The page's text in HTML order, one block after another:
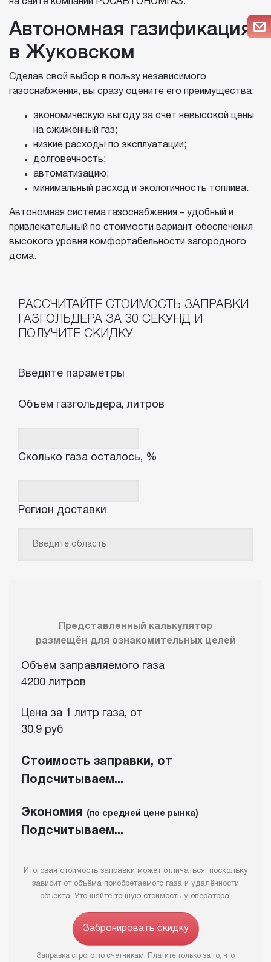
на сайте компании РОСАВТОНОМГАЗ.
Автономная газификация
в Жуковском
Сделав свой выбор в пользу независимого
газоснабжения, вы сразу оцените его преимущества:
экономическую выгоду за счет невысокой цены
на сжиженный газ;
низкие расходы по эксплуатации;
долговечность;
автоматизацию;
минимальный расход и экологичность топлива.
Автономная система газоснабжения – удобный и
привлекательный по стоимости вариант обеспечения
высокого уровня комфортабельности загородного
дома.
РАССЧИТАЙТЕ СТОИМОСТЬ ЗАПРАВКИ
ГАЗГОЛЬДЕРА ЗА 30 СЕКУНД И
ПОЛУЧИТЕ СКИДКУ
Введите параметры
Объем газгольдера, литров
Сколько газа осталось, %
Регион доставки
Представленный калькулятор
размещён для ознакомительных целей
Объем заправляемого газа
4200 литров
Цена за 1 литр газа, от
30.9 руб
Стоимость заправки, от
Подсчитываем...
Экономия (по средней цене рынка)
Подсчитываем...
Итоговая стоимость заправки может отличаться, поскольку
зависит от объёма приобретаемого газа и удалённости
объекта. Уточняйте точную стоимость у оператора!
Забронировать скидку
Заправка строго по счетчикам. Платите только за то, что